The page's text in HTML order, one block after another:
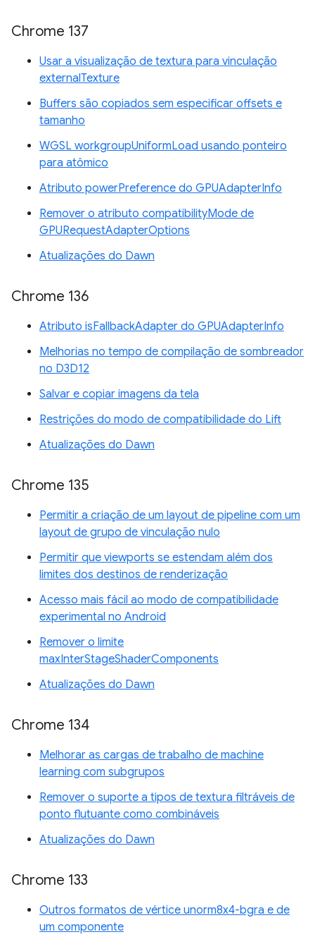
Chrome 137
Usar a visualização de textura para vinculação
externalTexture
Buffers são copiados sem especificar offsets e
tamanho
WGSL workgroupUniformLoad usando ponteiro
para atômico
Atributo powerPreference do GPUAdapterInfo
Remover o atributo compatibilityMode de
GPURequestAdapterOptions
Atualizações do Dawn
Chrome 136
Atributo isFallbackAdapter do GPUAdapterInfo
Melhorias no tempo de compilação de sombreador
no D3D12
Salvar e copiar imagens da tela
Restrições do modo de compatibilidade do Lift
Atualizações do Dawn
Chrome 135
Permitir a criação de um layout de pipeline com um
layout de grupo de vinculação nulo
Permitir que viewports se estendam além dos
limites dos destinos de renderização
Acesso mais fácil ao modo de compatibilidade
experimental no Android
Remover o limite
maxInterStageShaderComponents
Atualizações do Dawn
Chrome 134
Melhorar as cargas de trabalho de machine
learning com subgrupos
Remover o suporte a tipos de textura filtráveis de
ponto flutuante como combináveis
Atualizações do Dawn
Chrome 133
Outros formatos de vértice unorm8x4-bgra e de
um componente